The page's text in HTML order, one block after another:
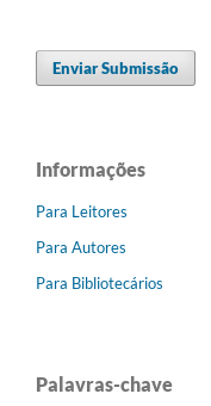
Enviar Submissão
Informações
Para Leitores
Para Autores
Para Bibliotecários
Palavras-chave